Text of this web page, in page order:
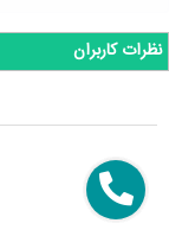
نظرات کاربران